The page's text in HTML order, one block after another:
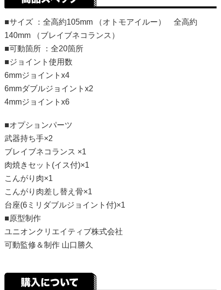
■サイズ ：全高約105mm （オトモアイルー） 全高約
140mm （ブレイブネコランス）
■可動箇所 ：全20箇所
■ジョイント使用数
6mmジョイントx4
6mmダブルジョイントx2
4mmジョイントx6
■オプションパーツ
武器持ち手×2
ブレイブネコランス ×1
肉焼きセット(イス付)×1
こんがり肉×1
こんがり肉差し替え骨×1
台座(6ミリダブルジョイント付)×1
■原型制作
ユニオンクリエイティブ株式会社
可動監修＆制作 山口勝久